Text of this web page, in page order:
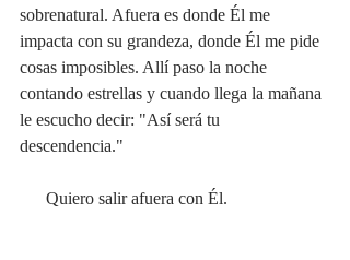
sobrenatural. Afuera es donde Él me
impacta con su grandeza, donde Él me pide
cosas imposibles. Allí paso la noche
contando estrellas y cuando llega la mañana
le escucho decir: "Así será tu
descendencia."
      Quiero salir afuera con Él.